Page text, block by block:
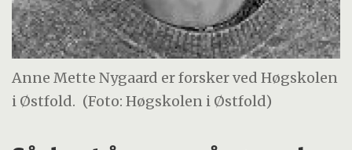
Anne Mette Nygaard er forsker ved Høgskolen
i Østfold. (Foto: Høgskolen i Østfold)